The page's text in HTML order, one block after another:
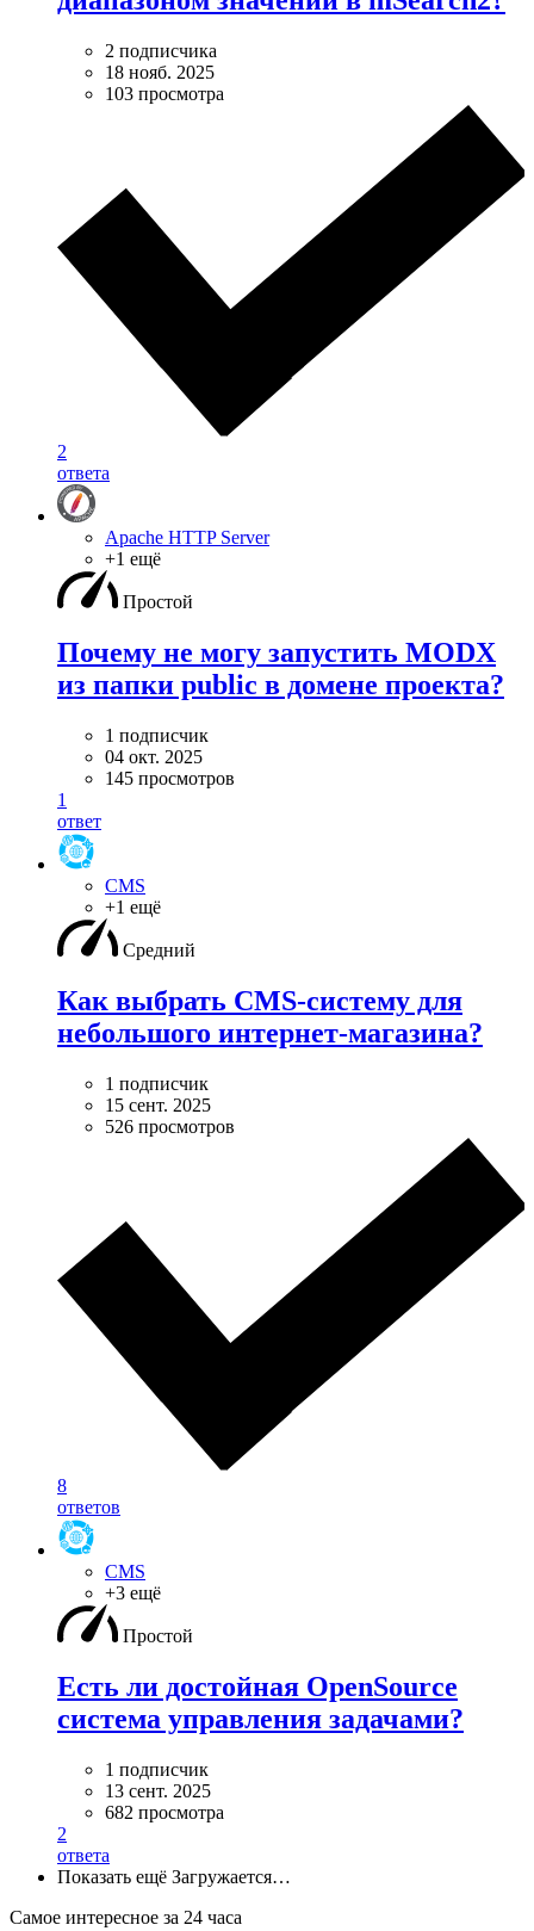
2 подписчика
18 нояб. 2025
103 просмотра
2
ответа
Apache HTTP Server
+1 ещё
Простой
Почему не могу запустить MODX
из папки public в домене проекта?
1 подписчик
04 окт. 2025
145 просмотров
1
ответ
CMS
+1 ещё
Средний
Как выбрать CMS-систему для
небольшого интернет-магазина?
1 подписчик
15 сент. 2025
526 просмотров
8
ответов
CMS
+3 ещё
Простой
Есть ли достойная OpenSource
система управления задачами?
1 подписчик
13 сент. 2025
682 просмотра
2
ответа
Показать ещё Загружается…
Самое интересное за 24 часа